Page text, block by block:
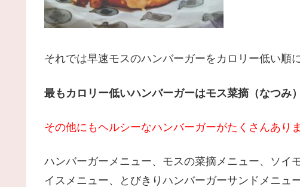
それでは早速モスのハンバーガーをカロリー低い順
最もカロリー低いハンバーガーはモス菜摘（なつみ
その他にもヘルシーなハンバーガーがたくさんあり
ハンバーガーメニュー、モスの菜摘メニュー、ソイ
イスメニュー、とびきりハンバーガーサンドメニュ